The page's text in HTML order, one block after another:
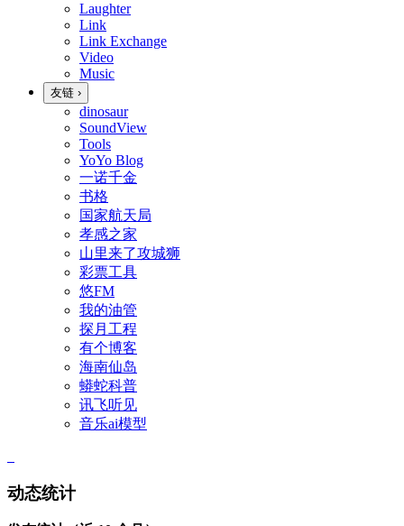
Laughter
Link
Link Exchange
Video
Music
友链 ›
dinosaur
SoundView
Tools
YoYo Blog
一诺千金
书格
国家航天局
孝感之家
山里来了攻城狮
彩票工具
悠FM
我的油管
探月工程
有个博客
海南仙岛
蟒蛇科普
讯飞听见
音乐ai模型
动态统计